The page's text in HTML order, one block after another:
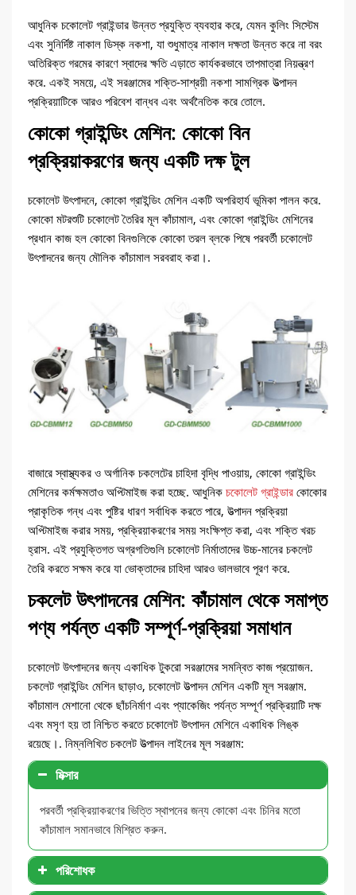
আধুনিক চকোলেট গ্রাইন্ডার উন্নত প্রযুক্তি ব্যবহার করে, যেমন কুলিং সিস্টেম
এবং সুনির্দিষ্ট নাকাল ডিস্ক নকশা, যা শুধুমাত্র নাকাল দক্ষতা উন্নত করে না বরং
অতিরিক্ত গরমের কারণে স্বাদের ক্ষতি এড়াতে কার্যকরভাবে তাপমাত্রা নিয়ন্ত্রণ
করে. একই সময়ে, এই সরঞ্জামের শক্তি-সাশ্রয়ী নকশা সামগ্রিক উত্পাদন
প্রক্রিয়াটিকে আরও পরিবেশ বান্ধব এবং অর্থনৈতিক করে তোলে.
কোকো গ্রাইন্ডিং মেশিন: কোকো বিন
প্রক্রিয়াকরণের জন্য একটি দক্ষ টুল
চকোলেট উৎপাদনে, কোকো গ্রাইন্ডিং মেশিন একটি অপরিহার্য ভূমিকা পালন করে.
কোকো মটরশুটি চকোলেট তৈরির মূল কাঁচামাল, এবং কোকো গ্রাইন্ডিং মেশিনের
প্রধান কাজ হল কোকো বিনগুলিকে কোকো তরল ব্লকে পিষে পরবর্তী চকোলেট
উৎপাদনের জন্য মৌলিক কাঁচামাল সরবরাহ করা।.
বাজারে স্বাস্থ্যকর ও অর্গানিক চকলেটের চাহিদা বৃদ্ধি পাওয়ায়, কোকো গ্রাইন্ডিং
মেশিনের কর্মক্ষমতাও অপ্টিমাইজ করা হচ্ছে. আধুনিক চকোলেট গ্রাইন্ডার কোকোর
প্রাকৃতিক গন্ধ এবং পুষ্টির ধারণ সর্বাধিক করতে পারে, উত্পাদন প্রক্রিয়া
অপ্টিমাইজ করার সময়, প্রক্রিয়াকরণের সময় সংক্ষিপ্ত করা, এবং শক্তি খরচ
হ্রাস. এই প্রযুক্তিগত অগ্রগতিগুলি চকোলেট নির্মাতাদের উচ্চ-মানের চকলেট
তৈরি করতে সক্ষম করে যা ভোক্তাদের চাহিদা আরও ভালভাবে পূরণ করে.
চকলেট উৎপাদনের মেশিন: কাঁচামাল থেকে সমাপ্ত
পণ্য পর্যন্ত একটি সম্পূর্ণ-প্রক্রিয়া সমাধান
চকোলেট উৎপাদনের জন্য একাধিক টুকরো সরঞ্জামের সমন্বিত কাজ প্রয়োজন.
চকলেট গ্রাইন্ডিং মেশিন ছাড়াও, চকোলেট উত্পাদন মেশিন একটি মূল সরঞ্জাম.
কাঁচামাল মেশানো থেকে ছাঁচনির্মাণ এবং প্যাকেজিং পর্যন্ত সম্পূর্ণ প্রক্রিয়াটি দক্ষ
এবং মসৃণ হয় তা নিশ্চিত করতে চকোলেট উৎপাদন মেশিনে একাধিক লিঙ্ক
রয়েছে।. নিম্নলিখিত চকলেট উত্পাদন লাইনের মূল সরঞ্জাম:
মিক্সার
পরবর্তী প্রক্রিয়াকরণের ভিত্তি স্থাপনের জন্য কোকো এবং চিনির মতো
কাঁচামাল সমানভাবে মিশ্রিত করুন.
পরিশোধক